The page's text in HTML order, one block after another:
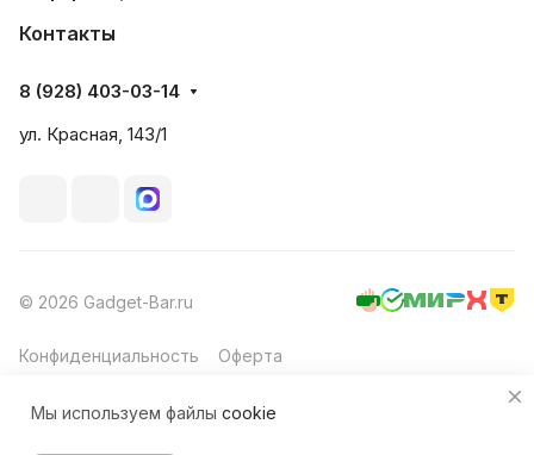
Контакты
8 (928) 403-03-14
ул. Красная, 143/1
© 2026 Gadget-Bar.ru
Конфиденциальность Оферта
Мы используем файлы cookie